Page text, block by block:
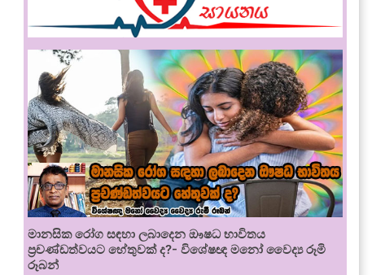
මානසික රෝග සඳහා ලබාදෙන ඖෂධ භාවිතය
ප්‍රචණ්ඩත්වයට හේතුවක් ද?- විශේෂඥ මනෝ වෛද්‍ය රූමි
රූබන්